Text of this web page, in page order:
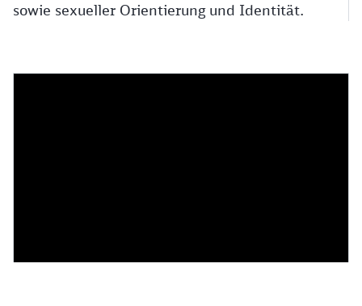
sowie sexueller Orientierung und Identität.